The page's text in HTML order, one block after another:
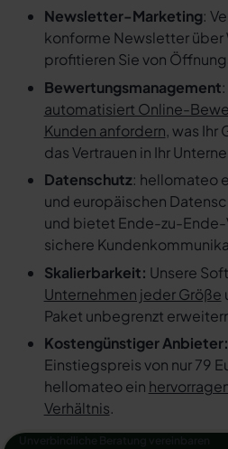
Newsletter-Marketing:
konforme Newsletter über
profitieren Sie von
Bewertungsmanagement
automatisiert Online-
Kunden anfordern, was Ihr
das Vertrauen in Ihr
Datenschutz: hellomateo
und europäischen
und bietet Ende-zu-Ende-
sichere
Skalierbarkeit: Unsere
Unternehmen jeder Größe
Paket unbegrenzt
Kostengünstiger Anbieter:
Einstiegspreis von nur 79
hellomateo ein
Verhältnis.